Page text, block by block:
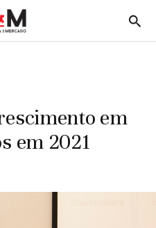
5
em
em 2021